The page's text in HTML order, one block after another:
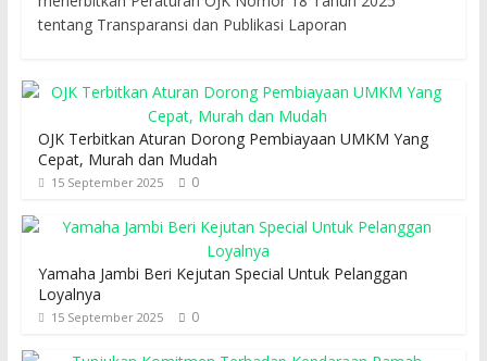
tentang Transparansi dan Publikasi Laporan
OJK Terbitkan Aturan Dorong Pembiayaan UMKM Yang
Cepat, Murah dan Mudah
15 September 2025 0
Yamaha Jambi Beri Kejutan Special Untuk Pelanggan
Loyalnya
15 September 2025 0